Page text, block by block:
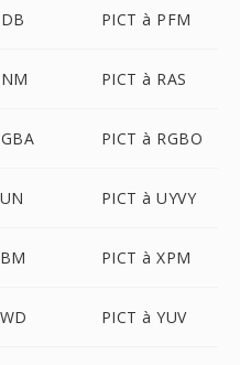
PICT à PFM
PICT à RAS
PICT à RGBO
PICT à UYVY
PICT à XPM
PICT à YUV